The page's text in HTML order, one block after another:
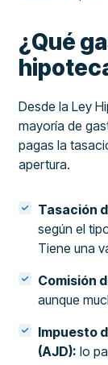
¿Qué
Desde la Ley
mayoría de
pagas la
apertura.
Tasación
según el
Tiene una
Comisión
aunque
Impuesto
(AJD): lo